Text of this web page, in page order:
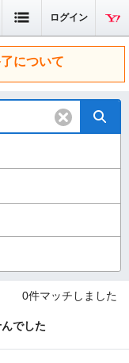
ログイン
について
0件マッチしました
でした